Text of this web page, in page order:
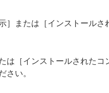
］または［インストール
は［インストールされた
さい。